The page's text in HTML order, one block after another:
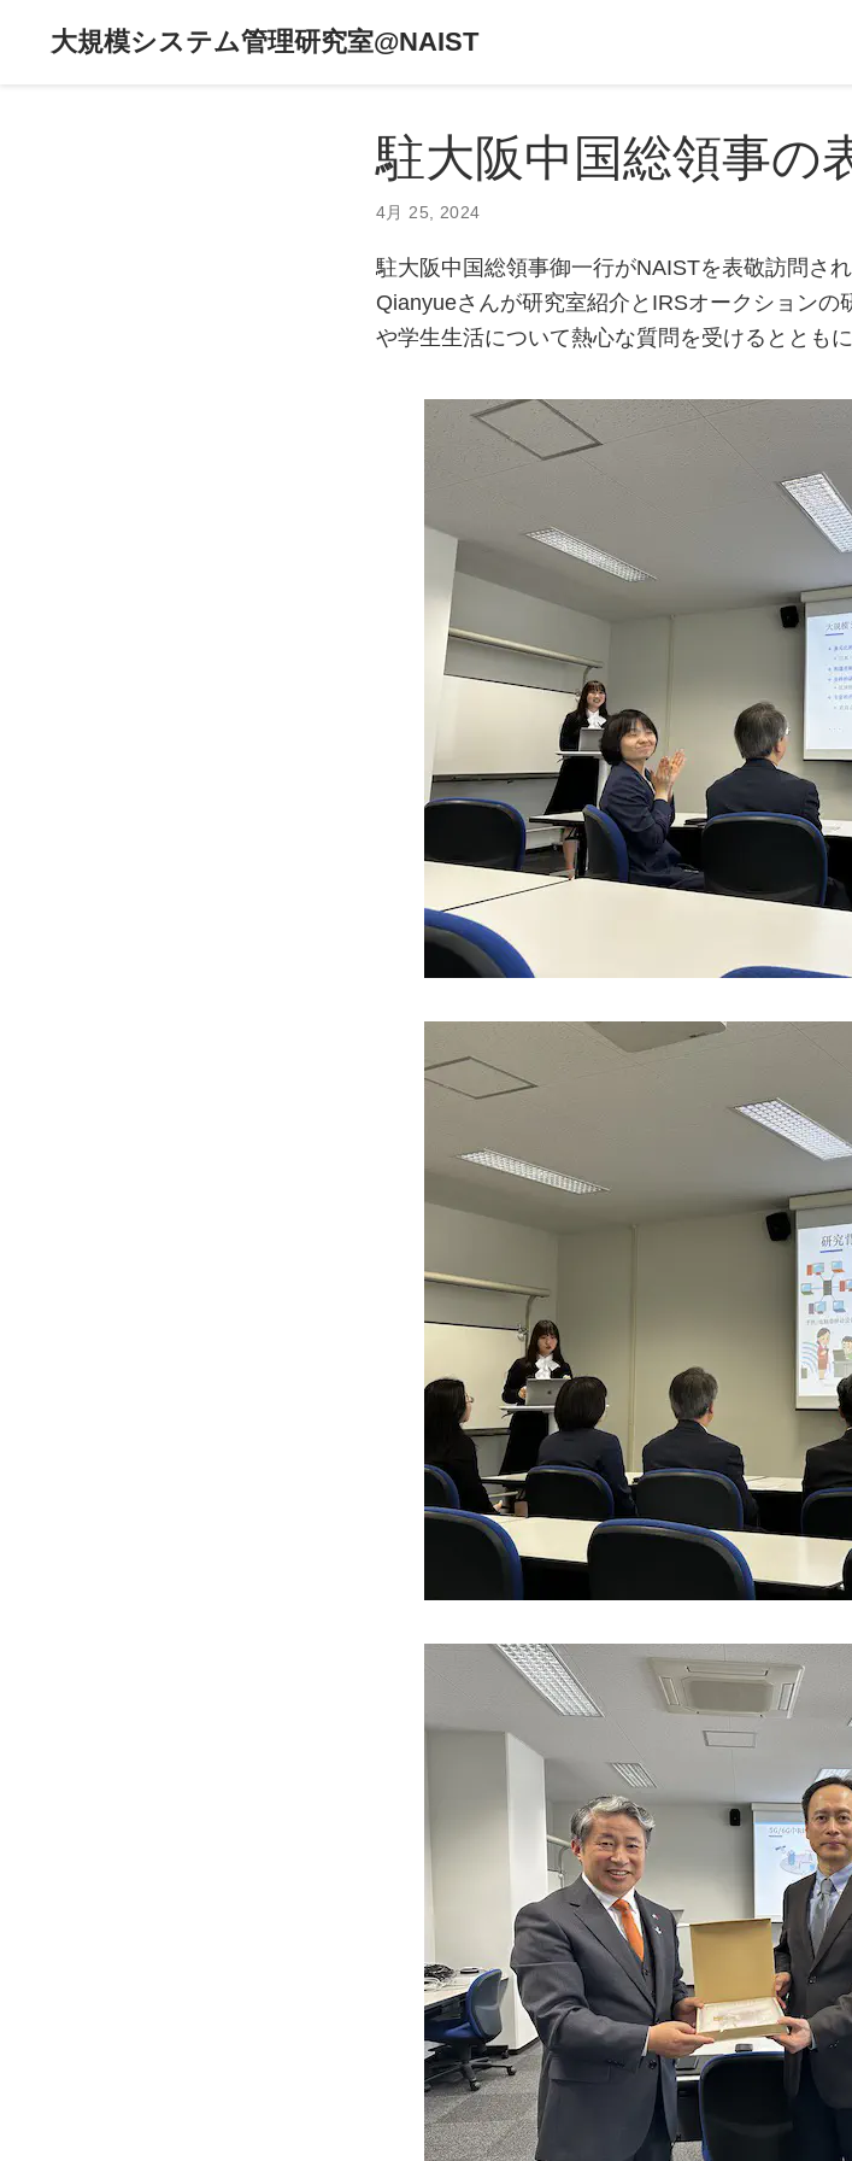
大規模システム管理研究室@NAIST
駐大阪中国総領事の
4月 25, 2024
駐大阪中国総領事御一行がNAISTを表敬訪問さ
Qianyueさんが研究室紹介とIRSオークション
や学生生活について熱心な質問を受けるととも